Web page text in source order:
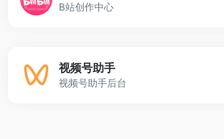
B站创作中心
视频号助手
视频号助手后台